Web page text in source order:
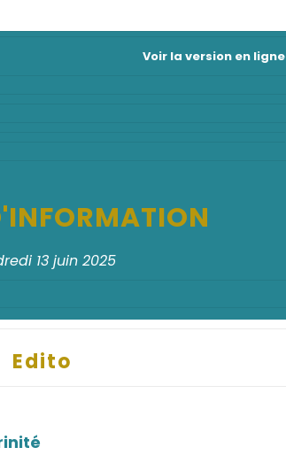
Voir la version en ligne
13 juin 2025
Edito